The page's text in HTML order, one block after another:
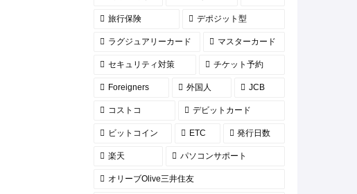
旅行保険 デポジット型
ラグジュアリーカード マスターカード
セキュリティ対策 チケット予約
Foreigners 外国人 JCB
コストコ デビットカード
ビットコイン ETC 発行日数
楽天 パソコンサポート
オリーブOlive三井住友